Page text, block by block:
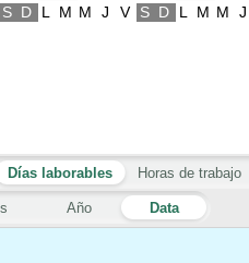
S D L M M J V S D L M M J
Año Data
Días laborables Horas de trabajo